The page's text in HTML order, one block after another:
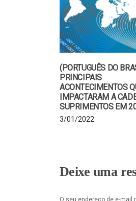
(PORTUGUÊS DO
PRINCIPAIS
ACONTECIMENTOS
IMPACTARAM A
SUPRIMENTOS EM
3/01/2022
Deixe uma
O seu endereço de e-mail